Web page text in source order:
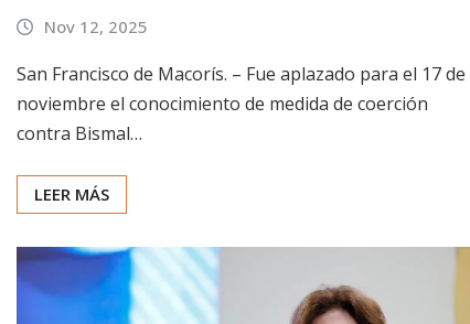
Nov 12, 2025
San Francisco de Macorís. – Fue aplazado para el 17 de
noviembre el conocimiento de medida de coerción
contra Bismal…
LEER MÁS